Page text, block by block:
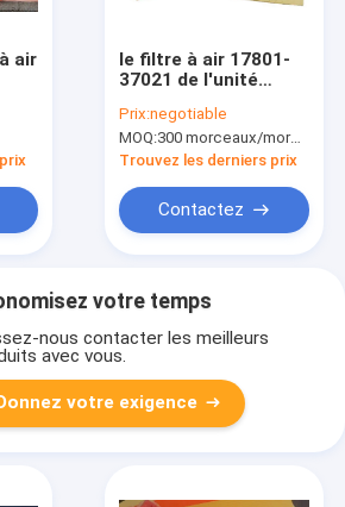
air
1
le filtre à air 17801-
37021 de l'unité
à air carré jaune
ISO9001 a approuvé
Prix:negotiable
MOQ:300 morceaux/morceaux (Min. Order)
Trouvez les derniers prix
Contactez
votre temps
nous contacter les meilleurs
avec vous.
votre exigence